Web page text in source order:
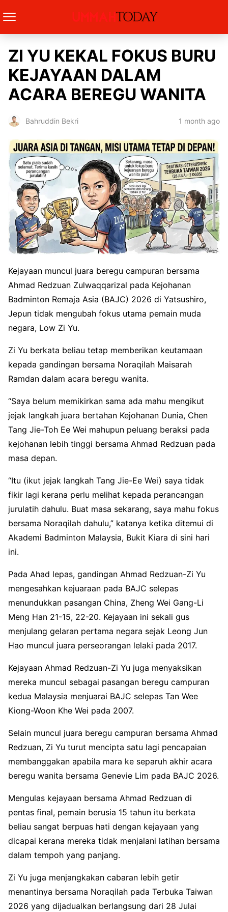
ZI YU KEKAL FOKUS BURU
KEJAYAAN DALAM
ACARA BEREGU WANITA
Bahruddin Bekri 1 month ago
Kejayaan muncul juara beregu campuran bersama
Ahmad Redzuan Zulwaqqarizal pada Kejohanan
Badminton Remaja Asia (BAJC) 2026 di Yatsushiro,
Jepun tidak mengubah fokus utama pemain muda
negara, Low Zi Yu.
Zi Yu berkata beliau tetap memberikan keutamaan
kepada gandingan bersama Noraqilah Maisarah
Ramdan dalam acara beregu wanita.
“Saya belum memikirkan sama ada mahu mengikut
jejak langkah juara bertahan Kejohanan Dunia, Chen
Tang Jie-Toh Ee Wei mahupun peluang beraksi pada
kejohanan lebih tinggi bersama Ahmad Redzuan pada
masa depan.
“Itu (ikut jejak langkah Tang Jie-Ee Wei) saya tidak
fikir lagi kerana perlu melihat kepada perancangan
jurulatih dahulu. Buat masa sekarang, saya mahu fokus
bersama Noraqilah dahulu,” katanya ketika ditemui di
Akademi Badminton Malaysia, Bukit Kiara di sini hari
ini.
Pada Ahad lepas, gandingan Ahmad Redzuan-Zi Yu
mengesahkan kejuaraan pada BAJC selepas
menundukkan pasangan China, Zheng Wei Gang-Li
Meng Han 21-15, 22-20. Kejayaan ini sekali gus
menjulang gelaran pertama negara sejak Leong Jun
Hao muncul juara perseorangan lelaki pada 2017.
Kejayaan Ahmad Redzuan-Zi Yu juga menyaksikan
mereka muncul sebagai pasangan beregu campuran
kedua Malaysia menjuarai BAJC selepas Tan Wee
Kiong-Woon Khe Wei pada 2007.
Selain muncul juara beregu campuran bersama Ahmad
Redzuan, Zi Yu turut mencipta satu lagi pencapaian
membanggakan apabila mara ke separuh akhir acara
beregu wanita bersama Genevie Lim pada BAJC 2026.
Mengulas kejayaan bersama Ahmad Redzuan di
pentas final, pemain berusia 15 tahun itu berkata
beliau sangat berpuas hati dengan kejayaan yang
dicapai kerana mereka tidak menjalani latihan bersama
dalam tempoh yang panjang.
Zi Yu juga menjangkakan cabaran lebih getir
menantinya bersama Noraqilah pada Terbuka Taiwan
2026 yang dijadualkan berlangsung dari 28 Julai